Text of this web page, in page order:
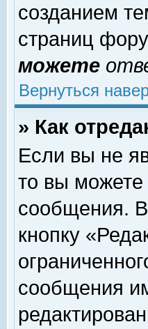
созданием
страниц
можете
Вернуться
» Как
Если вы не
то вы можете
сообщения.
кнопку
сообщения